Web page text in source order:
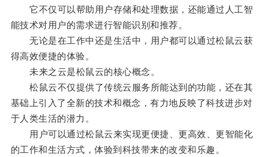
它不仅可以帮助用户存储和处理数据，还能通过人工智
能技术对用户的需求进行智能识别和推荐。
无论是在工作中还是生活中，用户都可以通过松鼠云获
得高效便捷的体验。
未来之云是松鼠云的核心概念。
松鼠云不仅提供了传统云服务所能达到的功能，还在其
基础上引入了全新的技术和概念，有力地反映了科技进步对
于人类生活的潜力。
用户可以通过松鼠云来实现更便捷、更高效、更智能化
的工作和生活方式，体验到科技带来的改变和乐趣。